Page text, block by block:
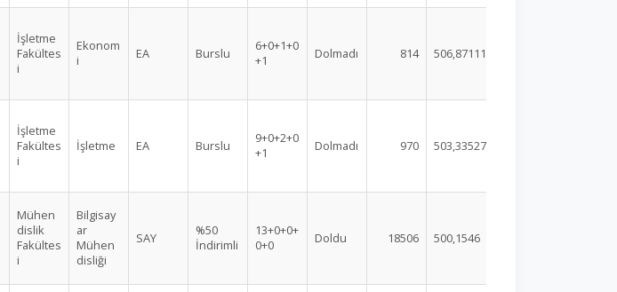
İşletme
Fakültes
i
Ekonom
i
EA Burslu
6+0+1+0
+1
Dolmadı 814 506,87111
İşletme
Fakültes
i
İşletme EA Burslu
9+0+2+0
+1
Dolmadı 970 503,33527
Mühen
dislik
Fakültes
i
Bilgisay
ar
Mühen
disliği
SAY
%50
İndirimli
13+0+0+
0+0
Doldu 18506 500,1546